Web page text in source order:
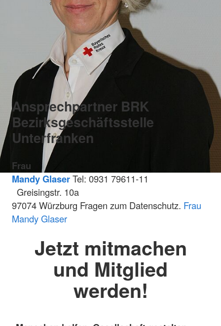
Ansprechpartner BRK
Bezirksgeschäftsstelle
Unterfranken
Frau
Mandy GlaserTel: 0931 79611-11
Greisingstr. 10a
97074 Würzburg Fragen zum Datenschutz. Frau
Mandy Glaser
Jetzt mitmachen
und Mitglied
werden!